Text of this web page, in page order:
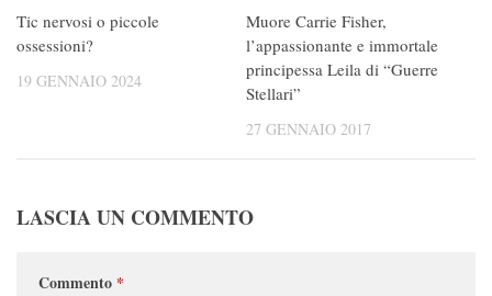
Tic nervosi o piccole
ossessioni?
19 GENNAIO 2024
Muore Carrie Fisher,
l’appassionante e immortale
principessa Leila di “Guerre
Stellari”
27 GENNAIO 2017
LASCIA UN COMMENTO
Commento *